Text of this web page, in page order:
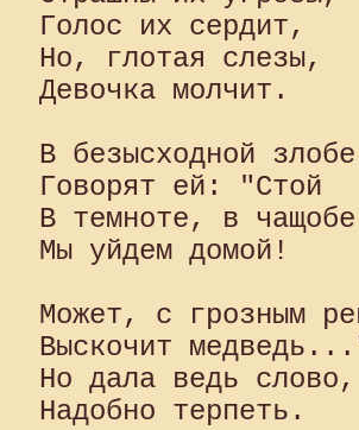
Голос их сердит,
Но, глотая слезы,
Девочка молчит.
В безысходной злобе
Говорят ей: "Стой
В темноте, в
Мы уйдем домой!
Может, с грозным
Выскочит
Но дала ведь
Надобно терпеть.